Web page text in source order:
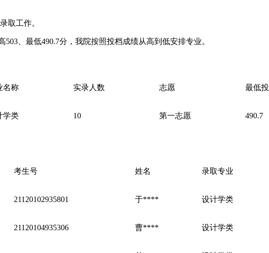
取工作。
、最低490.7分，我院按照投档成绩从高到低安排专业。
名称 实录人数 志愿 最低
学类 10 第一志愿 490.7
考生号 姓名 录取专业
21120102935801 于**** 设计学类
21120104935306 曹**** 设计学类